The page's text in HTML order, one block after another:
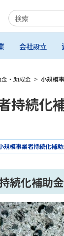
会社設立
・助成金 > 小規模
持続化
規模事業者持続化補
続化補助